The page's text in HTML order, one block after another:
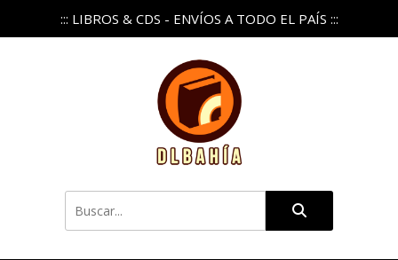
::: LIBROS & CDS - ENVÍOS A TODO EL PAÍS :::